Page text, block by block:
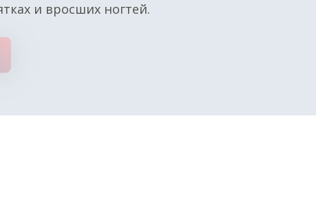
и вросших ногтей.